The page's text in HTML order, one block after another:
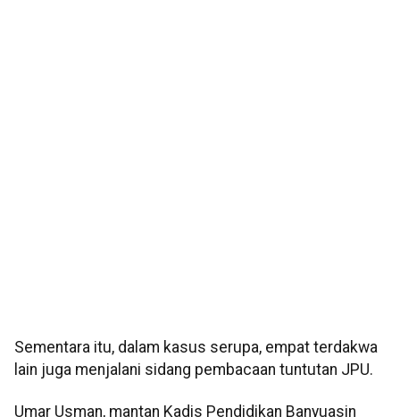
Sementara itu, dalam kasus serupa, empat terdakwa
lain juga menjalani sidang pembacaan tuntutan JPU.
Umar Usman, mantan Kadis Pendidikan Banyuasin